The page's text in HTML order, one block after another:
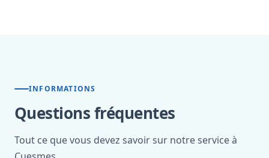
INFORMATIONS
Questions fréquentes
Tout ce que vous devez savoir sur notre service à